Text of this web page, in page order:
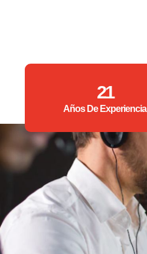
21
Años De Experiencia